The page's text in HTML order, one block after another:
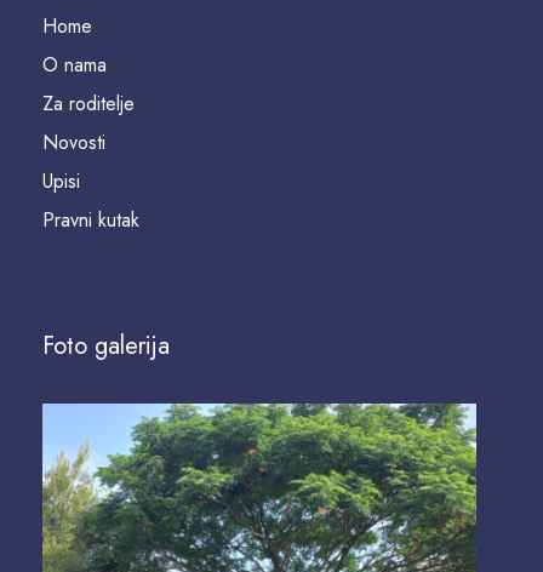
Home
O nama
Za roditelje
Novosti
Upisi
Pravni kutak
Foto galerija